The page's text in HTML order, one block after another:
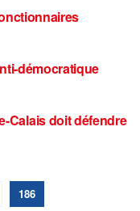
démocratique
Calais doit défendre
186